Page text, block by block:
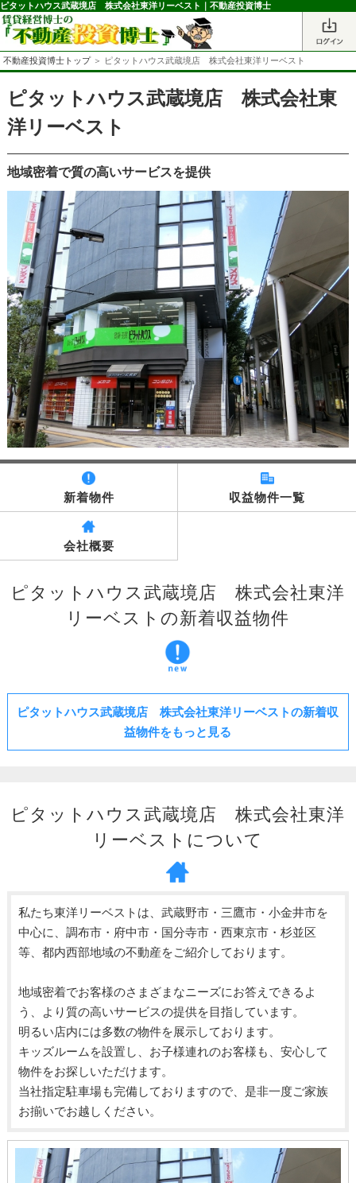
ピタットハウス武蔵境店 株式会社東洋リーベスト｜不動産投資博士
不動産投資博士トップ＞ ピタットハウス武蔵境店 株式会社東洋リーベスト
ピタットハウス武蔵境店 株式会社東
洋リーベスト
地域密着で質の高いサービスを提供
新着物件 収益物件一覧
会社概要
ピタットハウス武蔵境店 株式会社東洋
リーベストの新着収益物件
ピタットハウス武蔵境店 株式会社東洋リーベストの新着収
益物件をもっと見る
ピタットハウス武蔵境店 株式会社東洋
リーベストについて
私たち東洋リーベストは、武蔵野市・三鷹市・小金井市を
中心に、調布市・府中市・国分寺市・西東京市・杉並区
等、都内西部地域の不動産をご紹介しております。
地域密着でお客様のさまざまなニーズにお答えできるよ
う、より質の高いサービスの提供を目指しています。
明るい店内には多数の物件を展示しております。
キッズルームを設置し、お子様連れのお客様も、安心して
物件をお探しいただけます。
当社指定駐車場も完備しておりますので、是非一度ご家族
お揃いでお越しください。